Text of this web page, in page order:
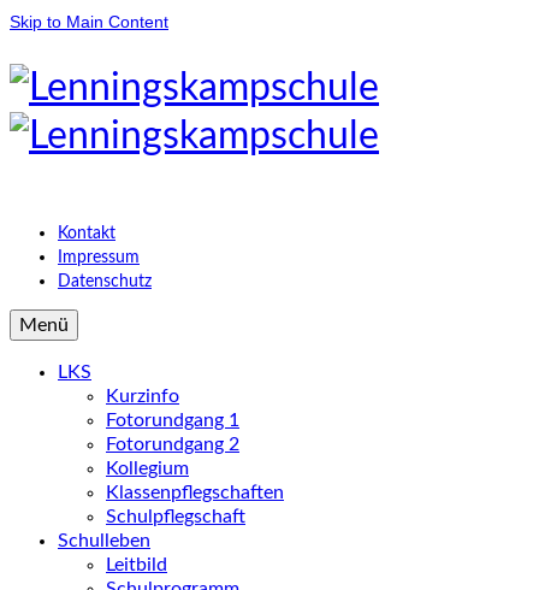
Skip to Main Content
Kontakt
Impressum
Datenschutz
Menü
LKS
Kurzinfo
Fotorundgang 1
Fotorundgang 2
Kollegium
Klassenpflegschaften
Schulpflegschaft
Schulleben
Leitbild